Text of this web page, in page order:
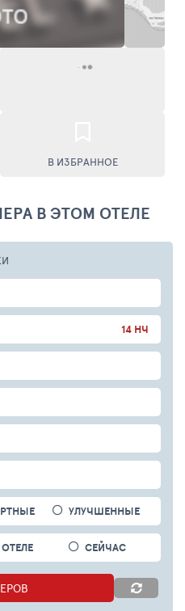
В ИЗБРАННОЕ
В ЭТОМ ОТЕЛЕ
14 НЧ
УЛУЧШЕННЫЕ
ОТЕЛЕ СЕЙЧАС